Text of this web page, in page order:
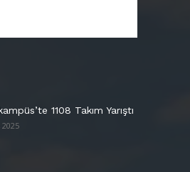
1108 Takım Yarıştı
2025